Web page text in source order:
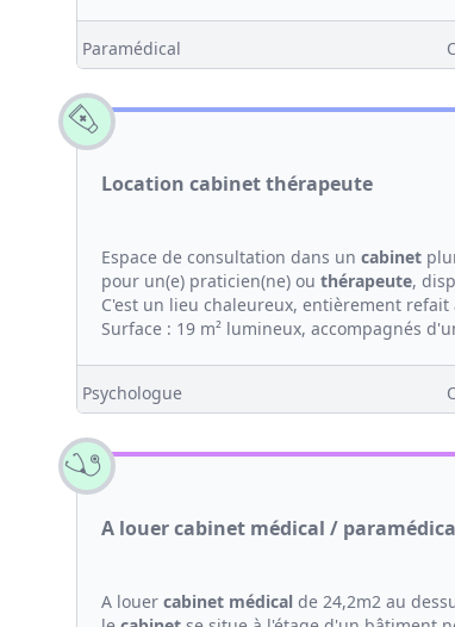
Paramédical
Location cabinet thérapeute
Espace de consultation dans un cabinet
pour un(e) praticien(ne) ou thérapeute,
C'est un lieu chaleureux, entièrement refait
Surface : 19 m² lumineux, accompagnés
Psychologue
A louer cabinet médical /
A louer cabinet médical de 24,2m2 au